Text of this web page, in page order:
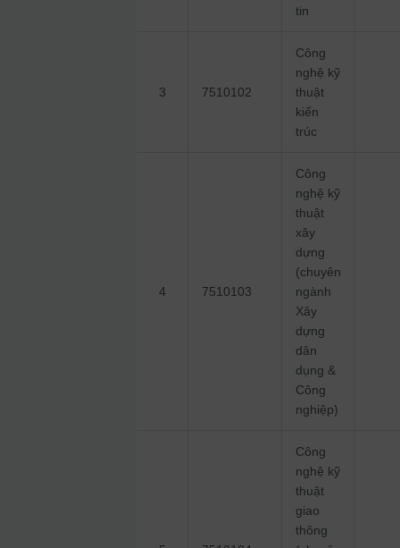
tin
3 7510102
Công
nghệ kỹ
thuật
kiến
trúc
4 7510103
Công
nghệ kỹ
thuật
xây
dựng
(chuyên
ngành
Xây
dựng
dân
dụng &
Công
nghiệp)
Công
nghệ kỹ
thuật
giao
thông